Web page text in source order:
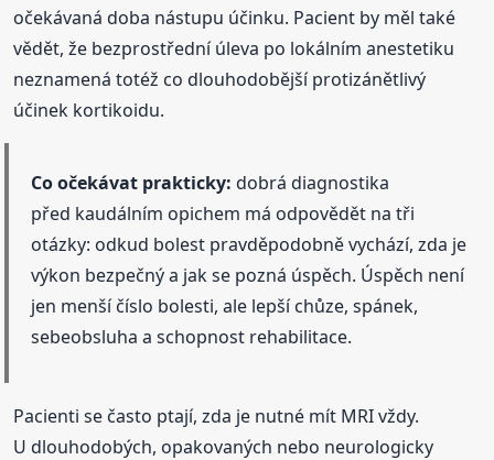
očekávaná doba nástupu účinku. Pacient by měl také
vědět, že bezprostřední úleva po lokálním anestetiku
neznamená totéž co dlouhodobější protizánětlivý
účinek kortikoidu.
Co očekávat prakticky: dobrá diagnostika
před kaudálním opichem má odpovědět na tři
otázky: odkud bolest pravděpodobně vychází, zda je
výkon bezpečný a jak se pozná úspěch. Úspěch není
jen menší číslo bolesti, ale lepší chůze, spánek,
sebeobsluha a schopnost rehabilitace.
Pacienti se často ptají, zda je nutné mít MRI vždy.
U dlouhodobých, opakovaných nebo neurologicky